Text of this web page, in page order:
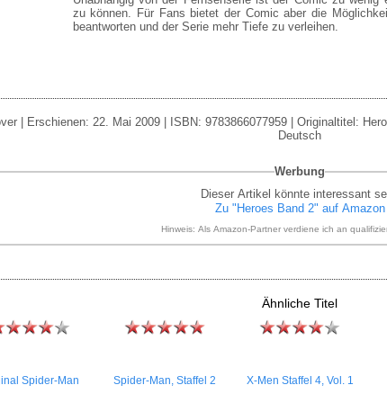
zu können. Für Fans bietet der Comic aber die
beantworten und der Serie mehr Tiefe zu verleihen.
| Erschienen: 22. Mai 2009 | ISBN: 9783866077959 | Originaltitel:
Deutsch
Werbung
Dieser Artikel könnte interessant
Zu "Heroes Band 2" auf Amazon
Hinweis: Als Amazon-Partner verdiene ich an
Ähnliche Titel
Spider-Man Spider-Man, Staffel 2 X-Men Staffel 4, Vol. 1